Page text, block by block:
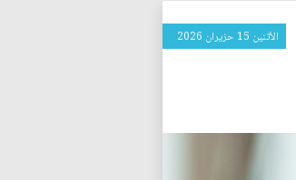
الأثنين 15 حزيران 2026